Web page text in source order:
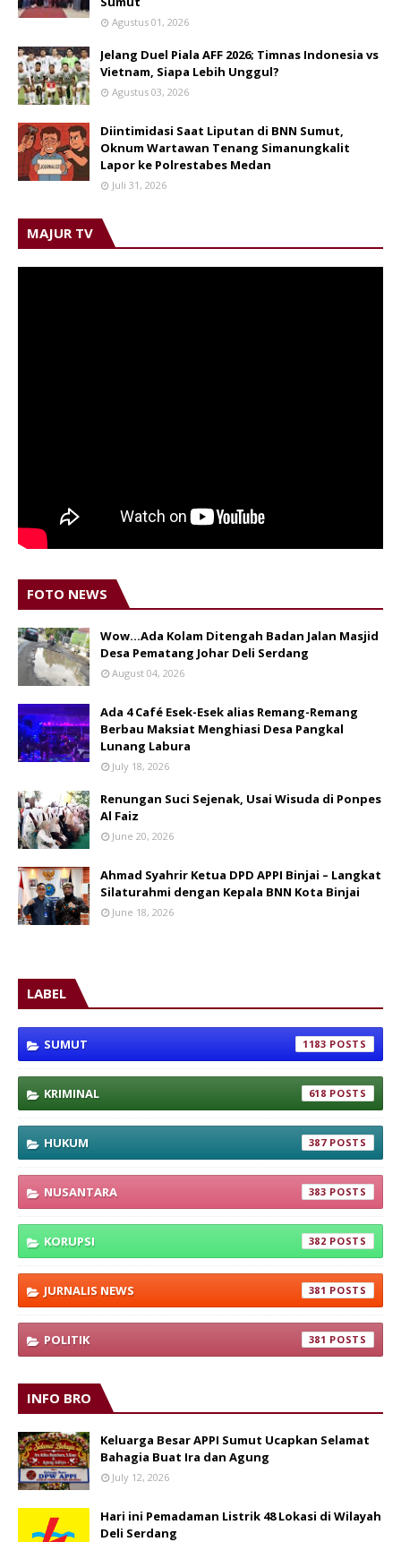
Agustus 01, 2026
Jelang Duel Piala AFF 2026; Timnas Indonesia vs
Vietnam, Siapa Lebih Unggul?
Agustus 03, 2026
Diintimidasi Saat Liputan di BNN Sumut,
Oknum Wartawan Tenang Simanungkalit
Lapor ke Polrestabes Medan
Juli 31, 2026
MAJUR TV
FOTO NEWS
Wow...Ada Kolam Ditengah Badan Jalan Masjid
Desa Pematang Johar Deli Serdang
August 04, 2026
Ada 4 Café Esek-Esek alias Remang-Remang
Berbau Maksiat Menghiasi Desa Pangkal
Lunang Labura
July 18, 2026
Renungan Suci Sejenak, Usai Wisuda di Ponpes
Al Faiz
June 20, 2026
Ahmad Syahrir Ketua DPD APPI Binjai – Langkat
Silaturahmi dengan Kepala BNN Kota Binjai
June 18, 2026
LABEL
SUMUT 1183
KRIMINAL 618
HUKUM 387
NUSANTARA 383
KORUPSI 382
JURNALIS NEWS 381
POLITIK 381
INFO BRO
Keluarga Besar APPI Sumut Ucapkan Selamat
Bahagia Buat Ira dan Agung
July 12, 2026
Hari ini Pemadaman Listrik 48 Lokasi di Wilayah
Deli Serdang